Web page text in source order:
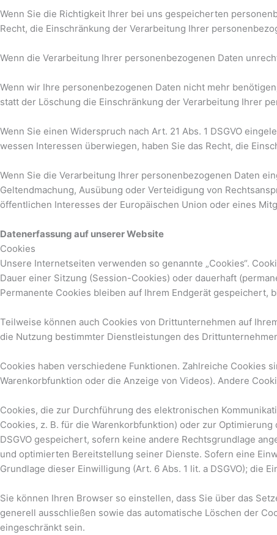
Wenn Sie die Richtigkeit Ihrer bei uns gespeicherten
Recht, die Einschränkung der Verarbeitung Ihrer
Wenn die Verarbeitung Ihrer personenbezogenen Daten
Wenn wir Ihre personenbezogenen Daten nicht mehr
statt der Löschung die Einschränkung der Verarbeitung Ihrer
Wenn Sie einen Widerspruch nach Art. 21 Abs. 1 DSGVO
wessen Interessen überwiegen, haben Sie das Recht, die
Wenn Sie die Verarbeitung Ihrer personenbezogenen Daten
Geltendmachung, Ausübung oder Verteidigung von
öffentlichen Interesses der Europäischen Union oder eines
Datenerfassung auf unserer Website
Cookies
Unsere Internetseiten verwenden so genannte „Cookies“.
Dauer einer Sitzung (Session-Cookies) oder dauerhaft
Permanente Cookies bleiben auf Ihrem Endgerät
Teilweise können auch Cookies von Drittunternehmen auf
die Nutzung bestimmter Dienstleistungen des
Cookies haben verschiedene Funktionen. Zahlreiche Cookies
Warenkorbfunktion oder die Anzeige von Videos). Andere
Cookies, die zur Durchführung des elektronischen
Cookies, z. B. für die Warenkorbfunktion) oder zur
DSGVO gespeichert, sofern keine andere Rechtsgrundlage
und optimierten Bereitstellung seiner Dienste. Sofern eine
Grundlage dieser Einwilligung (Art. 6 Abs. 1 lit. a DSGVO); die
Sie können Ihren Browser so einstellen, dass Sie über das
generell ausschließen sowie das automatische Löschen der
eingeschränkt sein.